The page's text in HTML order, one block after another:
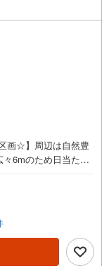
画☆】周辺は自然豊
6mのため日当た
本店は、土地・新
幅広い物件を取り
様やご売却をご検
ット予約で当日見学
する］をクリック
ご要望・ご質問欄」